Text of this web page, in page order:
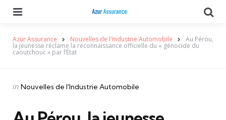
Azur Assurance Nouvelles de l'Industrie Automobile Au Pérou,
la jeunesse réclame la reconnaissance officielle du « génocide du
caoutchouc » par l’État
Categories
Posted
in Nouvelles de l'Industrie Automobile